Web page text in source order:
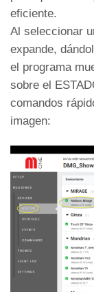
eficiente.
Al seleccionar
expande,
el programa
sobre el
comandos
imagen: